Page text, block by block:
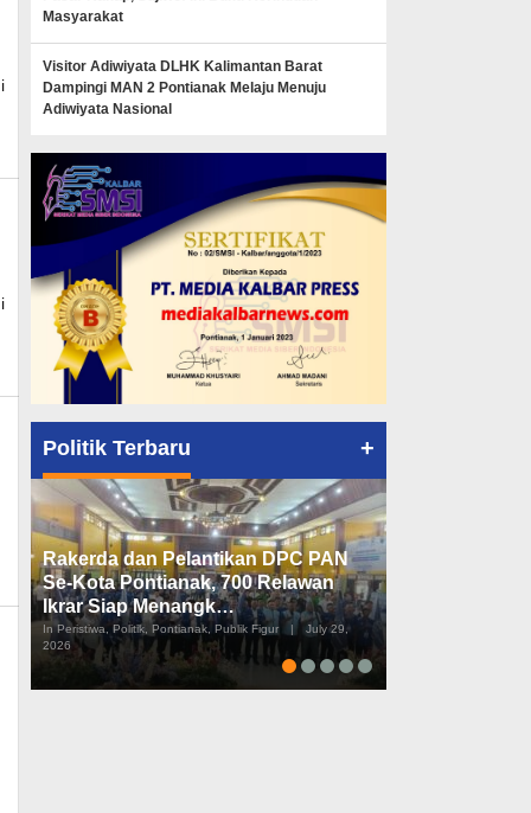
Masyarakat
Visitor Adiwiyata DLHK Kalimantan Barat
Dampingi MAN 2 Pontianak Melaju Menuju
Adiwiyata Nasional
Politik Terbaru +
Rakerda dan Pelantikan DPC PAN
Se-Kota Pontianak, 700 Relawan
Ikrar Siap Menangk…
In Peristiwa, Politik, Pontianak, Publik Figur |
July 29,
2026